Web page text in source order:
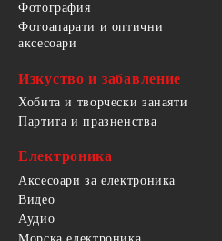
Фотография
Фотоапарати и оптични
аксесоари
Изкуство и забавление
Хобита и творчески занаяти
Партита и празненства
Електроника
Аксесоари за електроника
Видео
Аудио